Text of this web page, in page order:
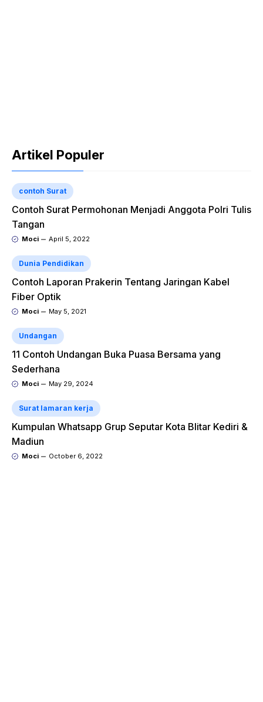
Artikel Populer
contoh Surat
Contoh Surat Permohonan Menjadi Anggota Polri Tulis
Tangan
Moci April 5, 2022
Dunia Pendidikan
Contoh Laporan Prakerin Tentang Jaringan Kabel
Fiber Optik
Moci May 5, 2021
Undangan
11 Contoh Undangan Buka Puasa Bersama yang
Sederhana
Moci May 29, 2024
Surat lamaran kerja
Kumpulan Whatsapp Grup Seputar Kota Blitar Kediri &
Madiun
Moci October 6, 2022